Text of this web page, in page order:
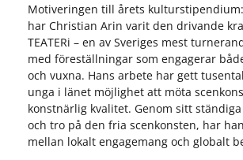
Motiveringen till årets
har Christian Arin varit den drivande
TEATERi – en av Sveriges mest
med föreställningar som engagerar
och vuxna. Hans arbete har gett
unga i länet möjlighet att möta
konstnärlig kvalitet. Genom sitt
och tro på den fria scenkonsten, har
mellan lokalt engagemang och globalt